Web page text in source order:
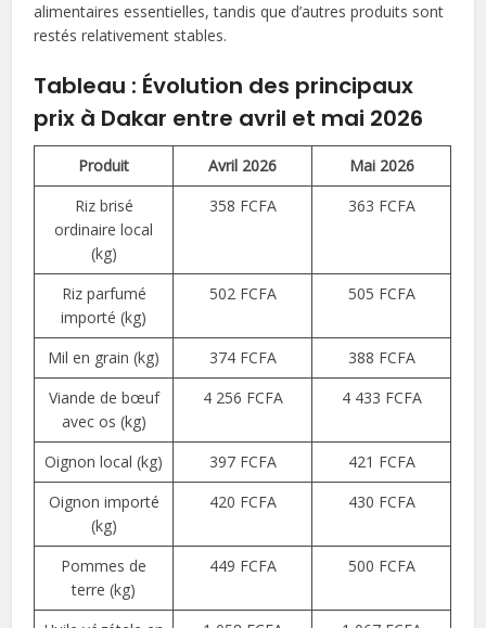
alimentaires essentielles, tandis que d’autres produits sont
restés relativement stables.
Tableau : Évolution des principaux
prix à Dakar entre avril et mai 2026
Produit Avril 2026
Mai 2026
Riz brisé
ordinaire local
(kg)
358 FCFA 363 FCFA
Riz parfumé
importé (kg)
502 FCFA 505 FCFA
Mil en grain (kg) 374 FCFA
388 FCFA
Viande de bœuf
avec os (kg)
4 256 FCFA 4 433 FCFA
Oignon local (kg) 397 FCFA
421 FCFA
Oignon importé
(kg)
420 FCFA 430 FCFA
Pommes de
terre (kg)
449 FCFA 500 FCFA